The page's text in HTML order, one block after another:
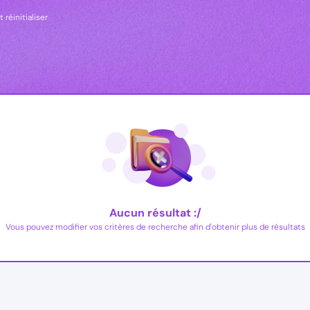
réinitialiser
Aucun résultat :/
Vous pouvez modifier vos critères de recherche afin d'obtenir plus de résultats